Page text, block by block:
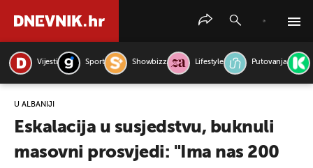
Vijesti Sport Showbizz Lifestyle Putovanja
U ALBANIJI
Eskalacija u susjedstvu, buknuli
masovni prosvjedi: "Ima nas 200
PRETRAŽITE VIJESTI